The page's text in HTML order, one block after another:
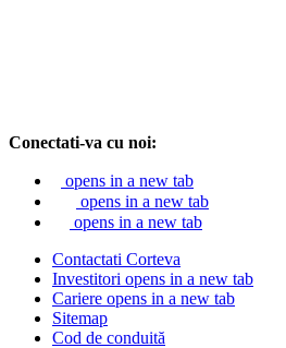
Conectati-va cu noi:
opens in a new tab
opens in a new tab
opens in a new tab
Contactati Corteva
Investitori opens in a new tab
Cariere opens in a new tab
Sitemap
Cod de conduită